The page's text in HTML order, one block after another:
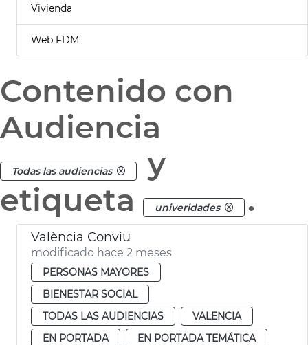
Vivienda
Web FDM
Contenido con
Audiencia
Todas las audiencias
y
etiqueta
univeridades .
València Conviu
modificado hace 2 meses
PERSONAS MAYORES
BIENESTAR SOCIAL
TODAS LAS AUDIENCIAS
VALENCIA
EN PORTADA
EN PORTADA TEMÁTICA